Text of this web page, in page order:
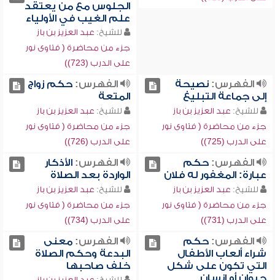
الجلوس مع من يعتقد
علم الغيب في الأولياء
للشيخ: عبد العزيز بن باز
جزء من محاضرة ( فتاوى نور
على الدرب (723))
الفهرس:نصيحة
إلى جماعة التبليغ
للشيخ: عبد العزيز بن باز
جزء من محاضرة ( فتاوى نور
على الدرب (725))
الفهرس:حكم زواج
المتعة
للشيخ: عبد العزيز بن باز
جزء من محاضرة ( فتاوى نور
على الدرب (726))
الفهرس:حكم
عبارة: المغفور له فلان
للشيخ: عبد العزيز بن باز
جزء من محاضرة ( فتاوى نور
على الدرب (731))
الفهرس:الأذكار
الواردة بعد الصلاة
للشيخ: عبد العزيز بن باز
جزء من محاضرة ( فتاوى نور
على الدرب (734))
الفهرس:حكم
شراء ألعاب الأطفال
التي تكون على شكل
الفهرس:معنى
البدعة وحكم الصلاة
خلف صاحبها